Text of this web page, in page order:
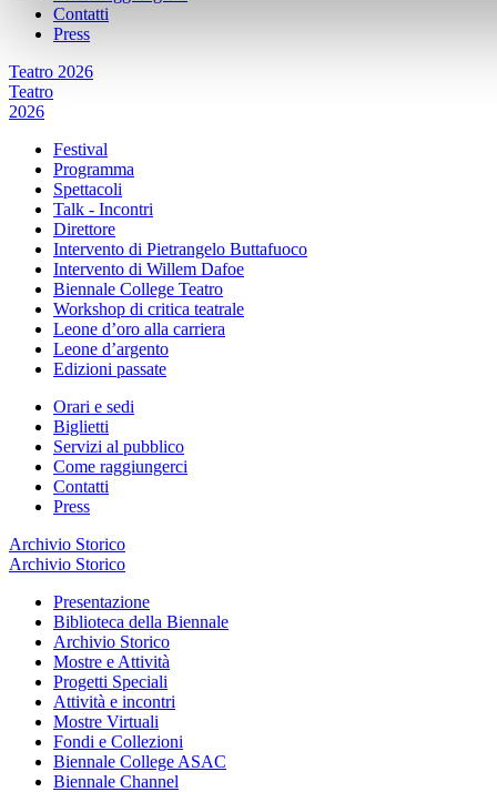
Contatti
Press
Teatro 2026
Teatro
2026
Festival
Programma
Spettacoli
Talk - Incontri
Direttore
Intervento di Pietrangelo Buttafuoco
Intervento di Willem Dafoe
Biennale College Teatro
Workshop di critica teatrale
Leone d’oro alla carriera
Leone d’argento
Edizioni passate
Orari e sedi
Biglietti
Servizi al pubblico
Come raggiungerci
Contatti
Press
Archivio Storico
Archivio Storico
Presentazione
Biblioteca della Biennale
Archivio Storico
Mostre e Attività
Progetti Speciali
Attività e incontri
Mostre Virtuali
Fondi e Collezioni
Biennale College ASAC
Biennale Channel